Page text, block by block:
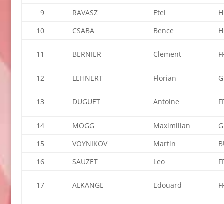
9
RAVASZ Etel
10
CSABA Bence
11 BERNIER Clement
12 LEHNERT Florian
13 DUGUET Antoine
14 MOGG Maximilian
15
VOYNIKOV Martin
16
SAUZET Leo
17 ALKANGE Edouard